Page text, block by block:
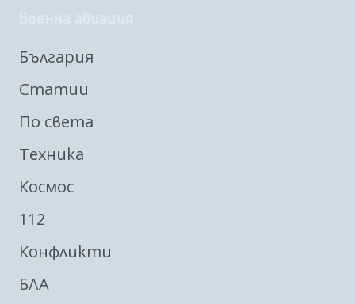
България
Статии
По света
Техника
Космос
112
Конфликти
БЛА